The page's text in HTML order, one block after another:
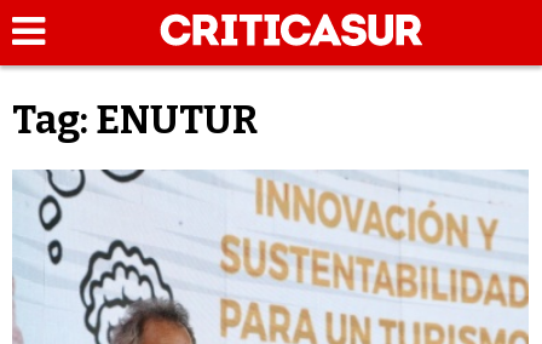
Tag: ENUTUR